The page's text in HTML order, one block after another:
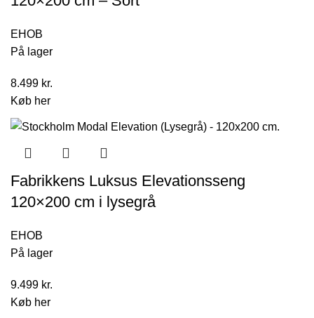
EHOB
På lager
8.499 kr.
Køb her
Fabrikkens Luksus Elevationsseng
120×200 cm i lysegrå
EHOB
På lager
9.499 kr.
Køb her